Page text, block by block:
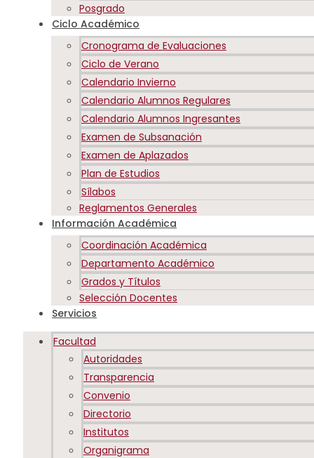
Posgrado
Ciclo Académico
Cronograma de Evaluaciones
Ciclo de Verano
Calendario Invierno
Calendario Alumnos Regulares
Calendario Alumnos Ingresantes
Examen de Subsanación
Examen de Aplazados
Plan de Estudios
Sílabos
Reglamentos Generales
Información Académica
Coordinación Académica
Departamento Académico
Grados y Títulos
Selección Docentes
Servicios
Facultad
Autoridades
Transparencia
Convenio
Directorio
Institutos
Organigrama